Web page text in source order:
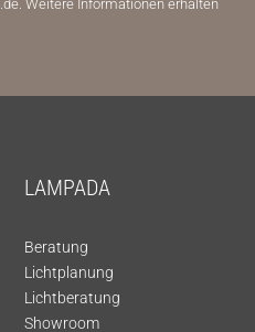
Weitere Informationen erhalten
LAMPADA
Beratung
Lichtplanung
Lichtberatung
Showroom